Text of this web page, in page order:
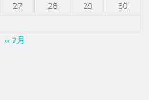
27 28 29
30
« 7月